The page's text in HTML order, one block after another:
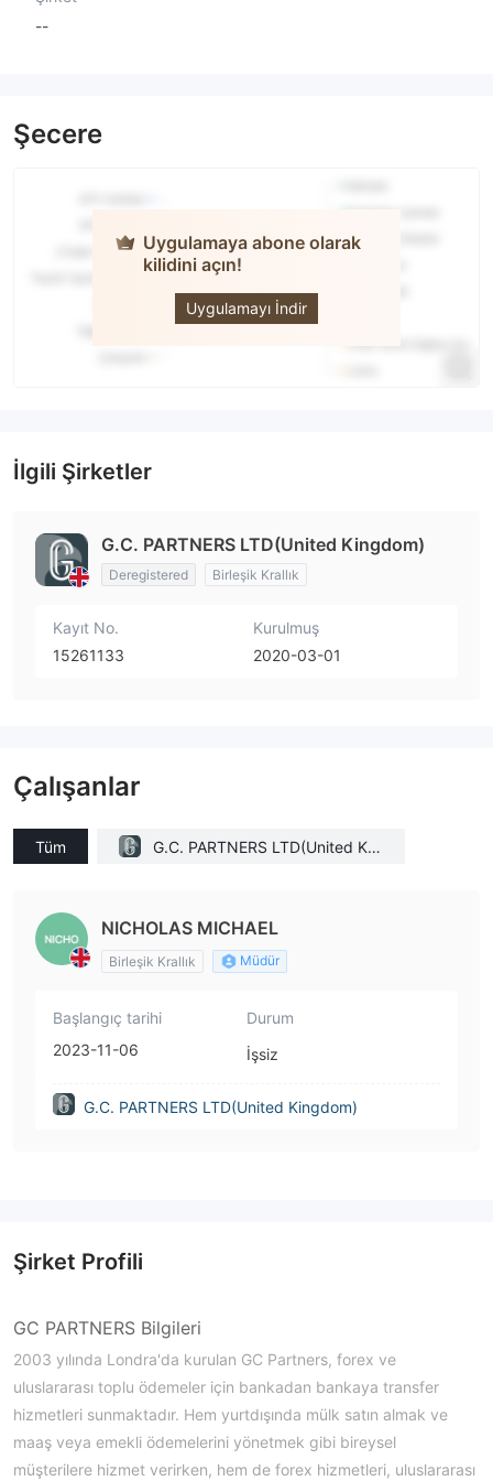
--
Şecere
Uygulamaya abone olarak
kilidini açın!
Uygulamayı İndir
GC
İlgili Şirketler
G.C. PARTNERS LTD(United Kingdom)
Deregistered Birleşik Krallık
Kayıt No.
15261133
Kurulmuş
2020-03-01
Çalışanlar
Tüm
G.C. PARTNERS LTD(United Kin
NICHOLAS MICHAEL
Birleşik Krallık Müdür
Başlangıç tarihi
2023-11-06
Durum
İşsiz
G.C. PARTNERS LTD(United Kingdom)
Şirket Profili
GC PARTNERS Bilgileri
2003 yılında Londra'da kurulan GC Partners, forex ve
uluslararası toplu ödemeler için bankadan bankaya transfer
hizmetleri sunmaktadır. Hem yurtdışında mülk satın almak ve
maaş veya emekli ödemelerini yönetmek gibi bireysel
müşterilere hizmet verirken, hem de forex hizmetleri, uluslararası